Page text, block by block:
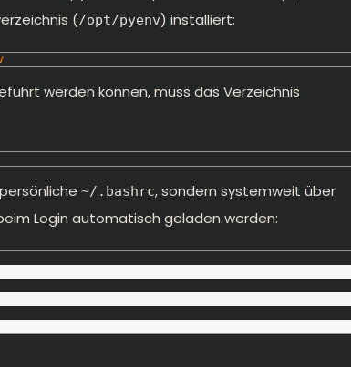
(/opt/pyenv) installiert:
werden können, muss das Verzeichnis
~/.bashrc, sondern systemweit über
Login automatisch geladen werden: